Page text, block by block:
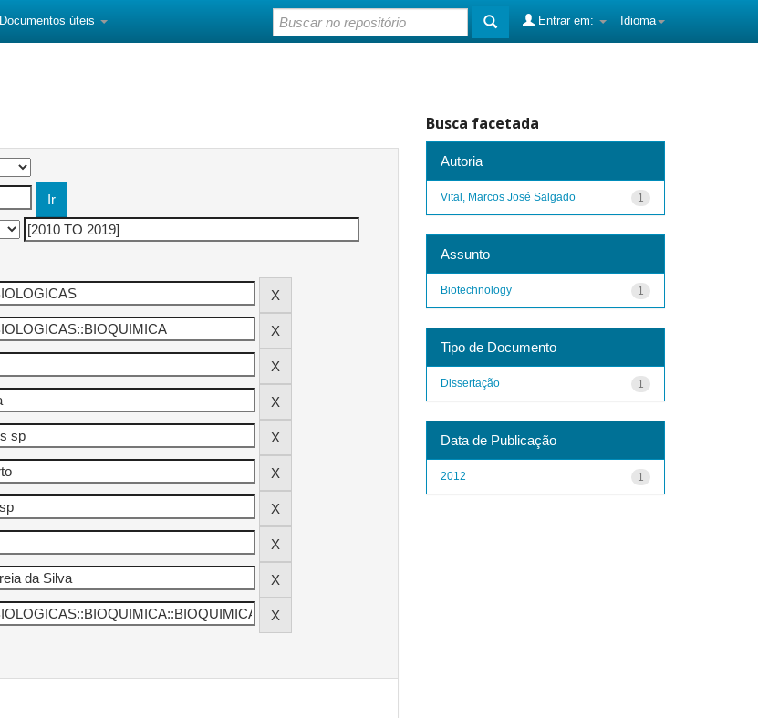
Documentos úteis Idioma
Entrar em:
Busca facetada
Autoria
1
Vital, Marcos José Salgado
Assunto
1
Biotechnology
Tipo de Documento
1
Dissertação
Data de Publicação
1
2012